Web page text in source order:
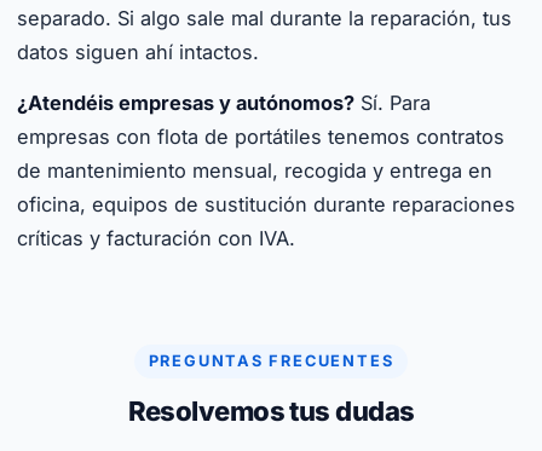
separado. Si algo sale mal durante la reparación, tus
datos siguen ahí intactos.
¿Atendéis empresas y autónomos? Sí. Para
empresas con flota de portátiles tenemos contratos
de mantenimiento mensual, recogida y entrega en
oficina, equipos de sustitución durante reparaciones
críticas y facturación con IVA.
PREGUNTAS FRECUENTES
Resolvemos tus dudas